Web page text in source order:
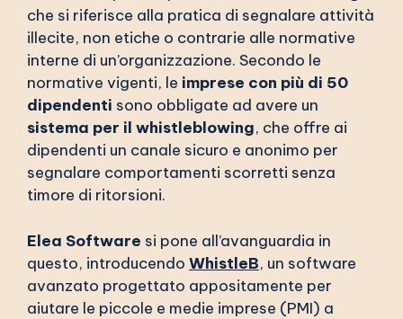
che si riferisce alla pratica di segnalare attività
illecite, non etiche o contrarie alle normative
interne di un’organizzazione. Secondo le
normative vigenti, le imprese con più di 50
dipendenti sono obbligate ad avere un
sistema per il whistleblowing, che offre ai
dipendenti un canale sicuro e anonimo per
segnalare comportamenti scorretti senza
timore di ritorsioni.
Elea Software si pone all’avanguardia in
questo, introducendo WhistleB, un software
avanzato progettato appositamente per
aiutare le piccole e medie imprese (PMI) a